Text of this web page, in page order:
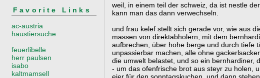
Favorite Links
ac-austria
haustiersuche
feuerlibelle
herr paulsen
isabo
kaltmamsell
weil, in einem teil der schweiz, da ist nestle
kann man das dann verwechseln.
und frau kelef stellt sich gerade vor, wie aus
massen von direktabholern, mit dem
aufbrechen, über hohe berge und durch tiefe
unpassierbar machen, alle ohne
die umwelt belastet, und so ein bernhardiner,
- um das ofenfrische brot aus steyr zu holen,